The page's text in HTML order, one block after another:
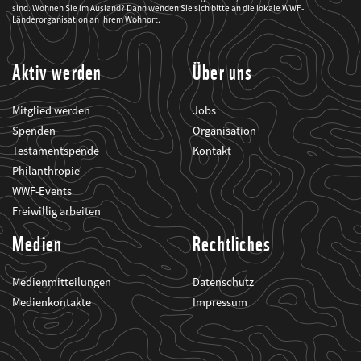
über
seine
Projekte
informiert.
sind. Wohnen Sie im Ausland? Dann wenden Sie sich bitte an die lokale WWF-
Länderorganisation an Ihrem Wohnort.
Aktiv werden
Mitglied werden
Spenden
Testamentspende
Philanthropie
WWF-Events
Freiwillig arbeiten
Über uns
Jobs
Organisation
Kontakt
Medien
Medienmitteilungen
Medienkontakte
Rechtliches
Datenschutz
Impressum